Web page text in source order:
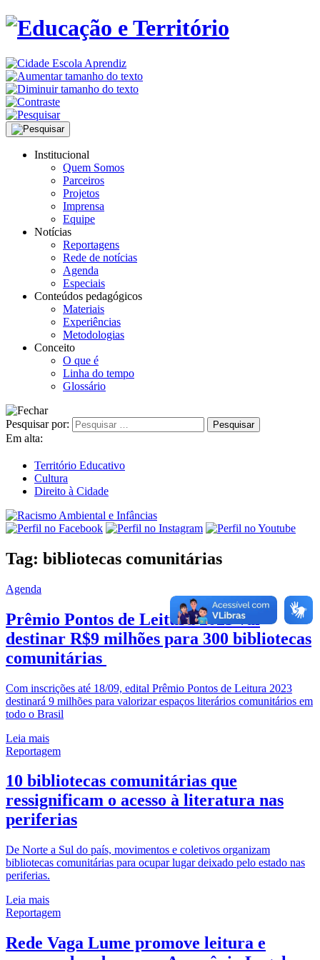
Institucional
Quem Somos
Parceiros
Projetos
Imprensa
Equipe
Notícias
Reportagens
Rede de notícias
Agenda
Especiais
Conteúdos pedagógicos
Materiais
Experiências
Metodologias
Conceito
O que é
Linha do tempo
Glossário
Pesquisar por:
Em alta:
Território Educativo
Cultura
Direito à Cidade
Tag: bibliotecas comunitárias
Agenda
Prêmio Pontos de Leitura 2023 vai
destinar R$9 milhões para 300 bibliotecas
comunitárias
Com inscrições até 18/09, edital Prêmio Pontos de Leitura 2023
destinará 9 milhões para valorizar espaços literários comunitários em
todo o Brasil
Leia mais
Reportagem
10 bibliotecas comunitárias que
ressignificam o acesso à literatura nas
periferias
De Norte a Sul do país, movimentos e coletivos organizam
bibliotecas comunitárias para ocupar lugar deixado pelo estado nas
periferias.
Leia mais
Reportagem
Rede Vaga Lume promove leitura e